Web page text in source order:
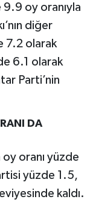
9.9 oy oranıyla
diğer
7.2 olarak
6.1 olarak
Parti’nin
DA
oranı yüzde
yüzde 1.5,
kaldı.